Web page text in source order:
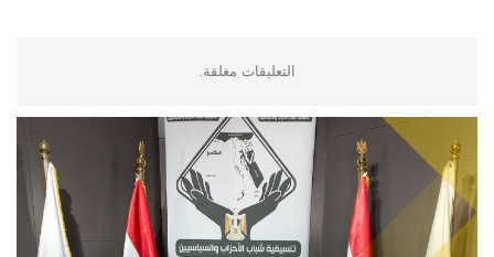
التعليقات مغلقة.